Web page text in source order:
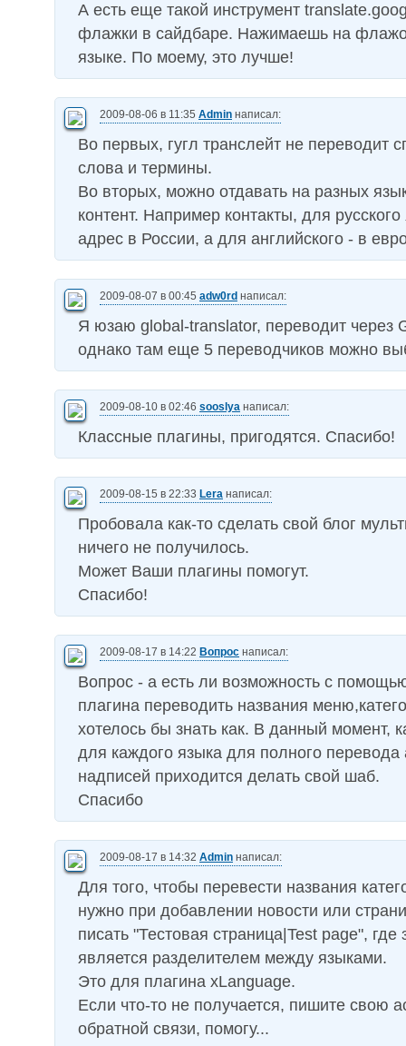
А есть еще такой инструмент
флажки в сайдбаре. Нажимаешь на
языке. По моему, это лучше!
2009-08-06 в 11:35 Admin написал:
Во первых, гугл транслейт не переводит
слова и термины.
Во вторых, можно отдавать на разных
контент. Например контакты, для
адрес в России, а для английского - в
2009-08-07 в 00:45 adw0rd написал:
Я юзаю global-translator, переводит через
однако там еще 5 переводчиков можно
2009-08-10 в 02:46 sooslya написал:
Классные плагины, пригодятся. Спасибо!
2009-08-15 в 22:33 Lera написал:
Пробовала как-то сделать свой блог
ничего не получилось.
Может Ваши плагины помогут.
Спасибо!
2009-08-17 в 14:22 Вопрос написал:
Вопрос - а есть ли возможность с
плагина переводить названия
хотелось бы знать как. В данный момент,
для каждого языка для полного перевода
надписей приходится делать свой шаб.
Спасибо
2009-08-17 в 14:32 Admin написал:
Для того, чтобы перевести названия
нужно при добавлении новости или
писать "Тестовая страница|Test page", где
является разделителем между языками.
Это для плагина xLanguage.
Если что-то не получается, пишите свою
обратной связи, помогу...